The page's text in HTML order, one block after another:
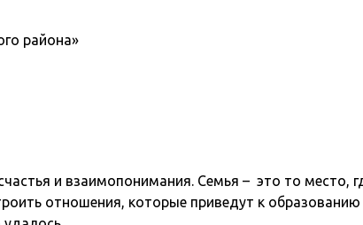
района»
и взаимопонимания. Семья – это то место,
отношения, которые приведут к